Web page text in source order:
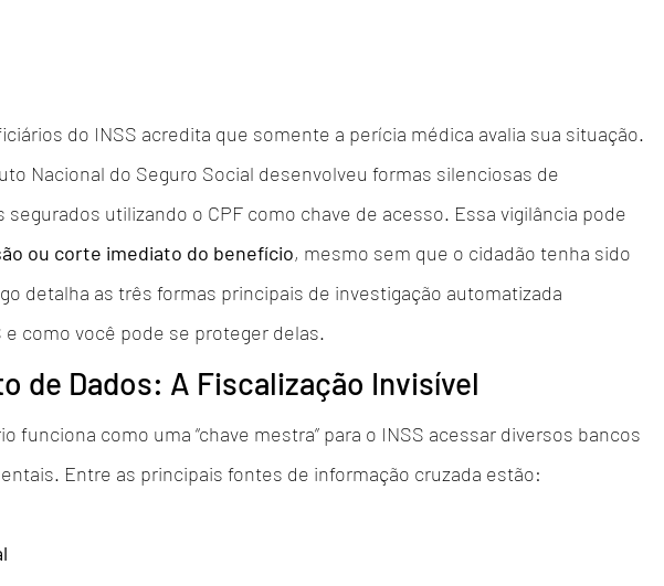
do INSS acredita que somente a perícia médica avalia sua situação.
Nacional do Seguro Social desenvolveu formas silenciosas de
segurados utilizando o CPF como chave de acesso. Essa vigilância pode
ou corte imediato do benefício, mesmo sem que o cidadão tenha sido
detalha as três formas principais de investigação automatizada
e como você pode se proteger delas.
de Dados: A Fiscalização Invisível
funciona como uma “chave mestra” para o INSS acessar diversos bancos
Entre as principais fontes de informação cruzada estão: